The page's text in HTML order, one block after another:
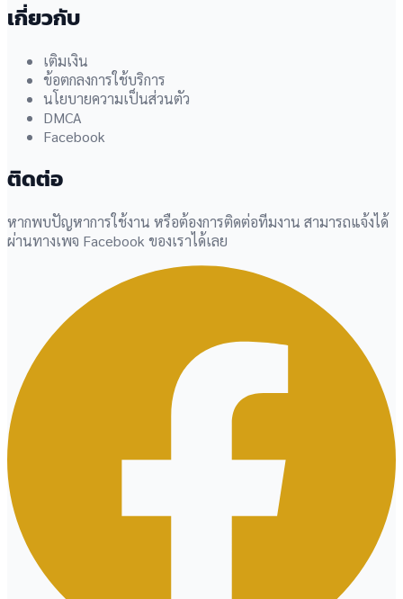
เกี่ยวกับ
เติมเงิน
ข้อตกลงการใช้บริการ
นโยบายความเป็นส่วนตัว
DMCA
Facebook
ติดต่อ
หากพบปัญหาการใช้งาน หรือต้องการติดต่อทีมงาน สามารถแจ้งได้
ผ่านทางเพจ Facebook ของเราได้เลย